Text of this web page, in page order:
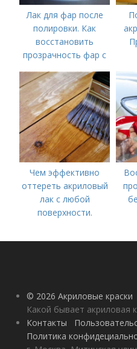
Лак для фар после
полировки. Как
восстановить
прозрачность фар с
Чем эффективно
оттереть акриловый
лак с любой
поверхности.
нанесение лакового
© 2026 Акриловые краски
Какой бывает акриловая
Контакты
Политика